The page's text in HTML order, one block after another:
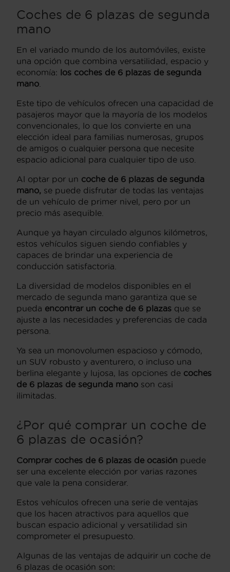
Coches de 6 plazas de segunda
mano
En el variado mundo de los automóviles, existe
una opción que combina versatilidad, espacio y
economía: los coches de 6 plazas de segunda
mano
Este tipo de vehículos ofrecen una capacidad de
pasajeros mayor que la mayoría de los modelos
convencionales, lo que los convierte en una
elección ideal para familias numerosas, grupos
de amigos o cualquier persona que necesite
espacio adicional para cualquier tipo de uso.
Al optar por un coche de 6 plazas de segunda
mano, se puede disfrutar de todas las ventajas
de un vehículo de primer nivel, pero por un
precio más asequible.
Aunque ya hayan circulado algunos kilómetros,
estos vehículos siguen siendo confiables y
capaces de brindar una experiencia de
conducción satisfactoria.
La diversidad de modelos disponibles en el
mercado de segunda mano garantiza que se
pueda encontrar un coche de 6 plazas que se
ajuste a las necesidades y preferencias de cada
persona.
Ya sea un monovolumen espacioso y cómodo,
un SUV robusto y aventurero, o incluso una
berlina elegante y lujosa, las opciones de coches
de 6 plazas de segunda mano son casi
ilimitadas.
¿Por qué comprar un coche de
6 plazas de ocasión?
Comprar coches de 6 plazas de ocasión puede
ser una excelente elección por varias razones
que vale la pena considerar.
Estos vehículos ofrecen una serie de ventajas
que los hacen atractivos para aquellos que
buscan espacio adicional y versatilidad sin
comprometer el presupuesto.
Algunas de las ventajas de adquirir un coche de
6 plazas de ocasión son: